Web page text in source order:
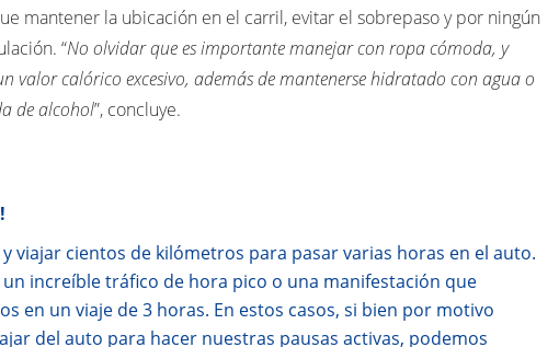
mantener la ubicación en el carril, evitar el sobrepaso y por ningún
“No olvidar que es importante manejar con ropa cómoda, y
valor calórico excesivo, además de mantenerse hidratado con agua o
de alcohol”, concluye.
viajar cientos de kilómetros para pasar varias horas en el auto.
increíble tráfico de hora pico o una manifestación que
en un viaje de 3 horas. En estos casos, si bien por motivo
del auto para hacer nuestras pausas activas, podemos